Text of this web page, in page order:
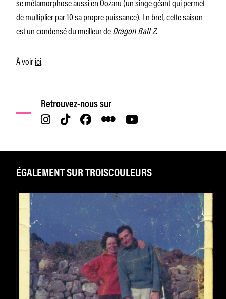
de multiplier par 10 sa propre puissance). En bref, cette saison
est un condensé du meilleur deDragon Ball Z.
À voirici.
Retrouvez-nous sur
ÉGALEMENT SUR TROISCOULEURS